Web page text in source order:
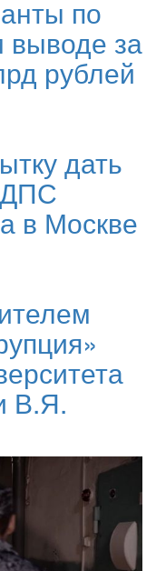
по
выводе за
рублей
дать
ДПС
в Москве
В.Я.